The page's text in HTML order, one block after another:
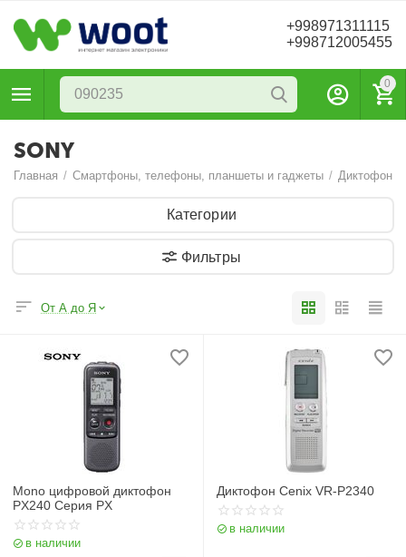
+998971311115
+998712005455
0
SONY
Главная / Смартфоны, телефоны, планшеты и гаджеты / Диктофоны
Категории
Фильтры
От А до Я
Mono цифровой диктофон
PX240 Серия PX
в наличии
Диктофон Cenix VR-P2340
в наличии